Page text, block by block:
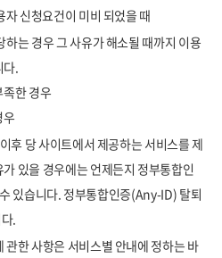
신청요건이 미비 되었을 때
하는 경우 그 사유가 해소될 때까지 이용
다.
한 경우
우
후 당 사이트에서 제공하는 서비스를 제
있을 경우에는 언제든지 정부통합인
있습니다. 정부통합인증(Any-ID) 탈퇴
.
관한 사항은 서비스별 안내에 정하는 바